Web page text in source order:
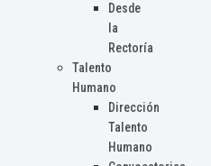
Desde
la
Rectoría
Talento
Humano
Dirección
Talento
Humano